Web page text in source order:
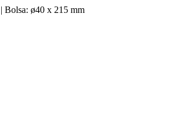
Bolsa: ø40 x 215 mm